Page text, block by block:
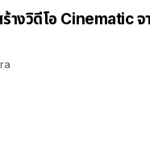
างวิดีโอ Cinematic จ